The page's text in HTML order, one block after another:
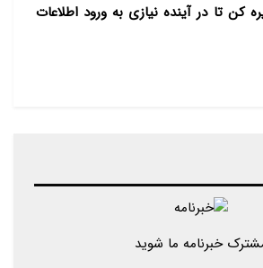
مدعي شده بود که عربستان از قدرت
يمن که انديشه و سياستي نزديک به
به شدت نگران است از همين رو
در ادامه مدعي شد: بر همين اساس
امنيت عربستان ميليون ها دلار به
شمال يمن ادامه دهد.
کن تا در آینده نیازی به ورود اطلاعات
خبرنامه ما شوید